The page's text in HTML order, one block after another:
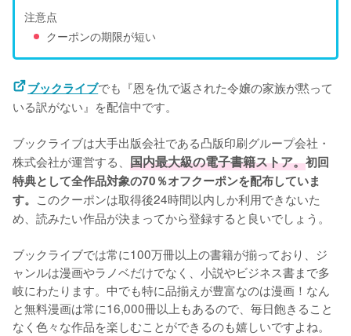
注意点
クーポンの期限が短い
ブックライブでも『恩を仇で返された令嬢の家族が黙って
いる訳がない』を配信中です。
ブックライブは大手出版会社である凸版印刷グループ会社・
株式会社が運営する、 国内最大級の電子書籍ストア。初回
特典として全作品対象の70％オフクーポンを配布していま
す。 このクーポンは取得後24時間以内しか利用できないた
め、読みたい作品が決まってから登録すると良いでしょう。
ブックライブでは常に100万冊以上の書籍が揃っており、ジ
ャンルは漫画やラノベだけでなく、小説やビジネス書まで多
岐にわたります。中でも特に品揃えが豊富なのは漫画！なん
と無料漫画は常に16,000冊以上もあるので、毎日飽きること
なく色々な作品を楽しむことができるのも嬉しいですよね。